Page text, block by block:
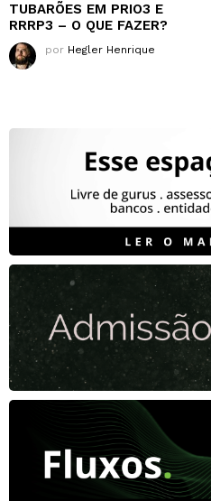
TUBARÕES EM PRIO3 E
RRRP3 – O QUE FAZER?
por Hegler Henrique